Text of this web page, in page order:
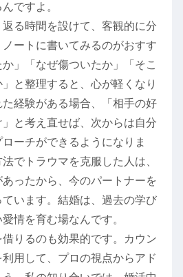
ですよ。
る時間を設けて、客観的に分
ートに書いてみるのがおすす
」「なぜ傷ついたか」「そこ
と整理すると、心が軽くなり
経験がある場合、「相手の好
と考え直せば、次からは自分
ーチができるようになりま
でトラウマを克服した人は、
ったから、今のパートナーを
います。結婚は、過去の学び
情を育む場なんです。
りるのも効果的です。カウン
用して、プロの視点からアド